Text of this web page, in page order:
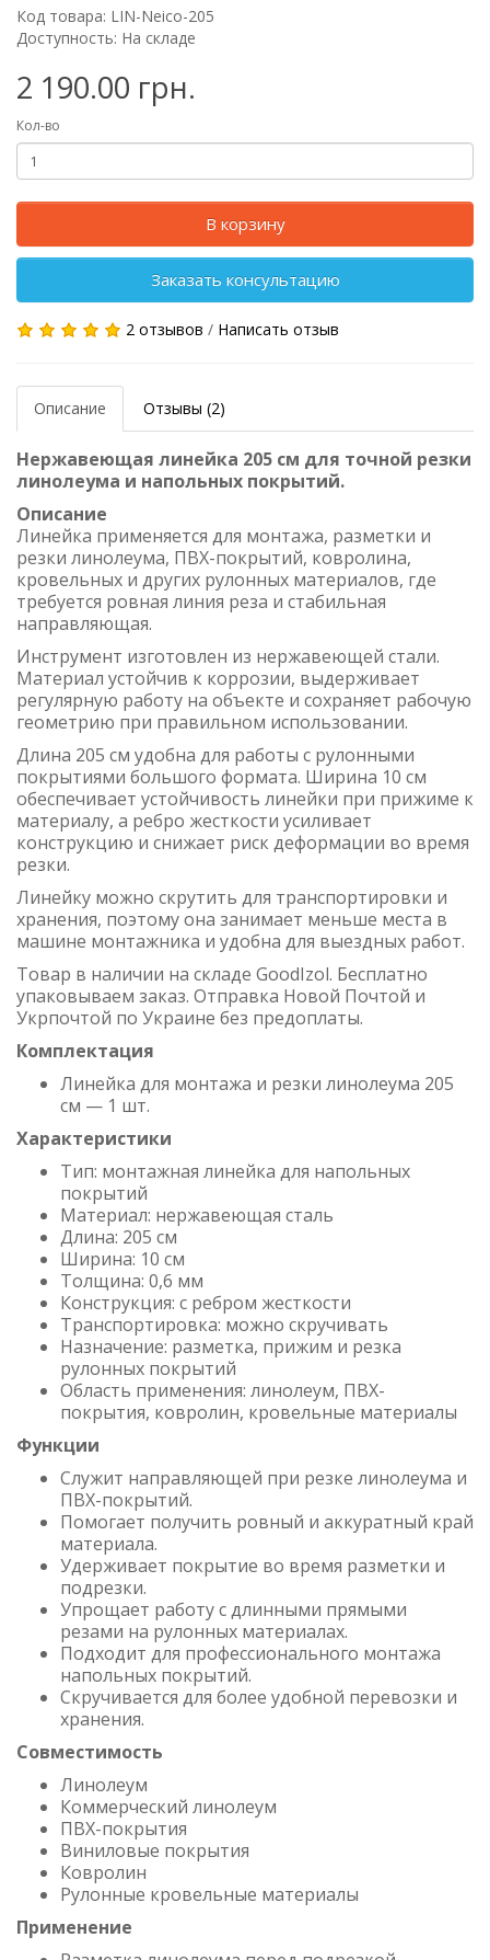
Код товара: LIN-Neico-205
Доступность: На складе
2 190.00 грн.
Кол-во
В корзину
Заказать консультацию
2 отзывов / Написать отзыв
Описание Отзывы (2)
Нержавеющая линейка 205 см для точной резки
линолеума и напольных покрытий.
Описание
Линейка применяется для монтажа, разметки и
резки линолеума, ПВХ-покрытий, ковролина,
кровельных и других рулонных материалов, где
требуется ровная линия реза и стабильная
направляющая.
Инструмент изготовлен из нержавеющей стали.
Материал устойчив к коррозии, выдерживает
регулярную работу на объекте и сохраняет рабочую
геометрию при правильном использовании.
Длина 205 см удобна для работы с рулонными
покрытиями большого формата. Ширина 10 см
обеспечивает устойчивость линейки при прижиме к
материалу, а ребро жесткости усиливает
конструкцию и снижает риск деформации во время
резки.
Линейку можно скрутить для транспортировки и
хранения, поэтому она занимает меньше места в
машине монтажника и удобна для выездных работ.
Товар в наличии на складе GoodIzol. Бесплатно
упаковываем заказ. Отправка Новой Почтой и
Укрпочтой по Украине без предоплаты.
Комплектация
Линейка для монтажа и резки линолеума 205
см — 1 шт.
Характеристики
Тип: монтажная линейка для напольных
покрытий
Материал: нержавеющая сталь
Длина: 205 см
Ширина: 10 см
Толщина: 0,6 мм
Конструкция: с ребром жесткости
Транспортировка: можно скручивать
Назначение: разметка, прижим и резка
рулонных покрытий
Область применения: линолеум, ПВХ-
покрытия, ковролин, кровельные материалы
Функции
Служит направляющей при резке линолеума и
ПВХ-покрытий.
Помогает получить ровный и аккуратный край
материала.
Удерживает покрытие во время разметки и
подрезки.
Упрощает работу с длинными прямыми
резами на рулонных материалах.
Подходит для профессионального монтажа
напольных покрытий.
Скручивается для более удобной перевозки и
хранения.
Совместимость
Линолеум
Коммерческий линолеум
ПВХ-покрытия
Виниловые покрытия
Ковролин
Рулонные кровельные материалы
Применение